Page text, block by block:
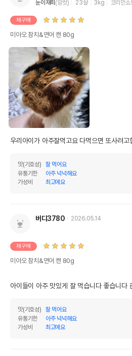
눈이재희 (암컷) 23살 3kg 코리안쇼
재구매
미아오 참치&연어 캔 80g
우리아이가 아주잘먹고요 다먹으면 또사려고
맛(기호성)
잘 먹어요
유통기한
아주 넉넉해요
가성비
최고에요
버디3780 2026.05.14
재구매
미아오 참치&연어 캔 80g
아이들이 아주 맛있게 잘 먹습니다 좋습니다
맛(기호성)
잘 먹어요
유통기한
아주 넉넉해요
가성비
최고에요